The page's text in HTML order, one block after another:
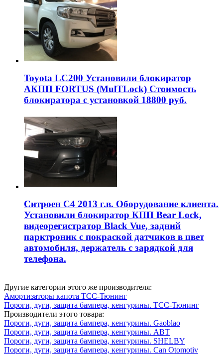
Toyota LC200 Установили блокиратор
АКПП FORTUS (MulTLock) Стоимость
блокиратора с установкой 18800 руб.
Ситроен С4 2013 г.в. Оборудование клиента.
Установили блокиратор КПП Bear Lock,
видеорегистратор Black Vue, задний
парктроник с покраской датчиков в цвет
автомобиля, держатель с зарядкой для
телефона.
Другие категории этого же производителя:
Амортизаторы капота TCC-Тюнинг
Пороги, дуги, защита бампера, кенгурины. TCC-Тюнинг
Производители этого товара:
Пороги, дуги, защита бампера, кенгурины. Gaoblao
Пороги, дуги, защита бампера, кенгурины. ABT
Пороги, дуги, защита бампера, кенгурины. SHELBY
Пороги, дуги, защита бампера, кенгурины. Can Otomotiv